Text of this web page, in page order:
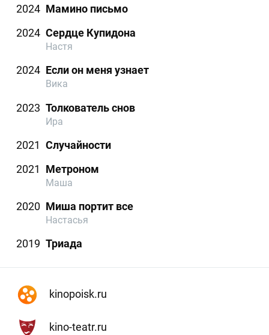
2024 Мамино письмо
2024 Сердце Купидона
Настя
2024 Если он меня узнает
Вика
2023 Толкователь снов
Ира
2021 Случайности
2021
Метроном
Маша
2020 Миша портит все
Настасья
2019 Триада
kinopoisk.ru
kino-teatr.ru